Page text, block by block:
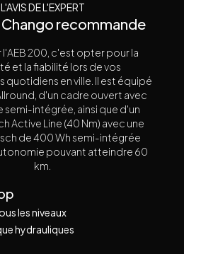
L'AVIS DE L'EXPERT
recommande
200, c'est opter pour la
et la fiabilité lors de vos
en ville. Il est équipé
d'un cadre ouvert avec
semi-intégrée, ainsi que d'un
Active Line (40 Nm) avec une
de 400 Wh semi-intégrée
pouvant atteindre 60
km.
les niveaux
hydrauliques